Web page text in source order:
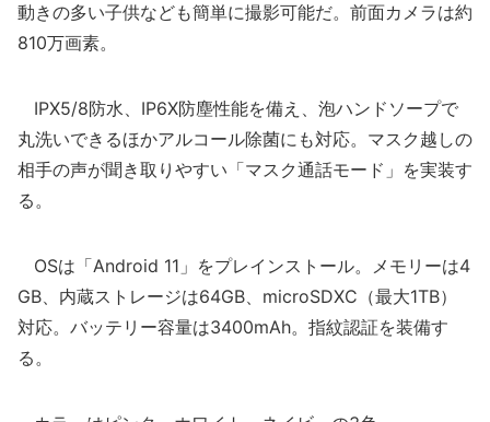
動きの多い子供なども簡単に撮影可能だ。前面カメラは約
810万画素。
IPX5/8防水、IP6X防塵性能を備え、泡ハンドソープで
丸洗いできるほかアルコール除菌にも対応。マスク越しの
相手の声が聞き取りやすい「マスク通話モード」を実装す
る。
OSは「Android 11」をプレインストール。メモリーは4
GB、内蔵ストレージは64GB、microSDXC（最大1TB）
対応。バッテリー容量は3400mAh。指紋認証を装備す
る。